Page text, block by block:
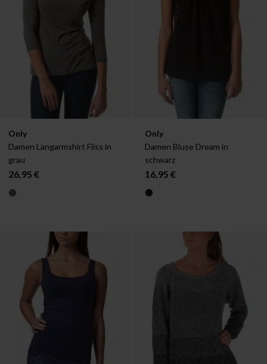
Verfügbar in:
Only
Damen Langarmshirt Fliss in
grau
26,95 €
Verfügbar in:
Only
Damen Bluse Dream in
schwarz
16,95 €